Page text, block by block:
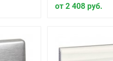
от 2 408 руб.